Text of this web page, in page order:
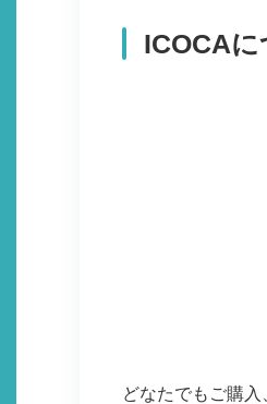
ICOCAに
どなたでもご購入